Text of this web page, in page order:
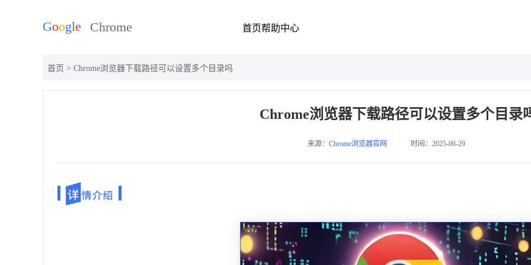
首页帮助中心
首页 > Chrome浏览器下载路径可以设置多个目录吗
Chrome浏览器下载路径可以设置多个目录
来源： Chrome浏览器官网 时间：2025-06-29